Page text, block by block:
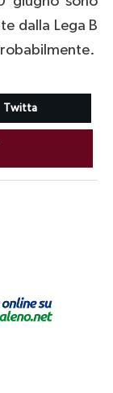
dalla Lega B
Twitta